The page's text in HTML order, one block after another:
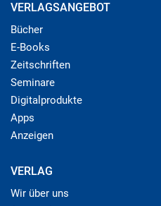
VERLAGSANGEBOT
Bücher
E-Books
Zeitschriften
Seminare
Digitalprodukte
Apps
Anzeigen
VERLAG
Wir über uns